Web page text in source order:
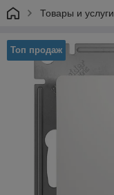
Товары и услуги
Топ продаж